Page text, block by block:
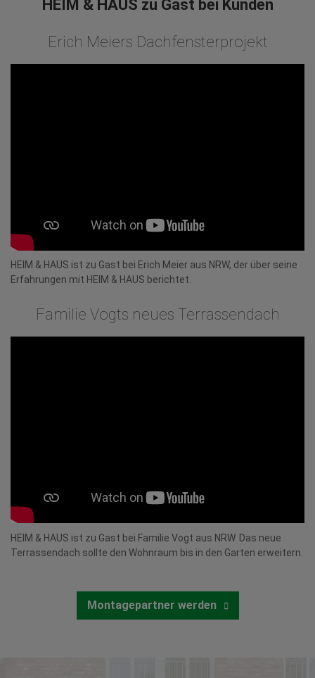
HEIM & HAUS zu Gast bei Kunden
Erich Meiers Dachfensterprojekt
HEIM & HAUS ist zu Gast bei Erich Meier aus NRW, der über seine
Erfahrungen mit HEIM & HAUS berichtet.
Familie Vogts neues Terrassendach
HEIM & HAUS ist zu Gast bei Familie Vogt aus NRW. Das neue
Terrassendach sollte den Wohnraum bis in den Garten erweitern.
Montagepartner werden